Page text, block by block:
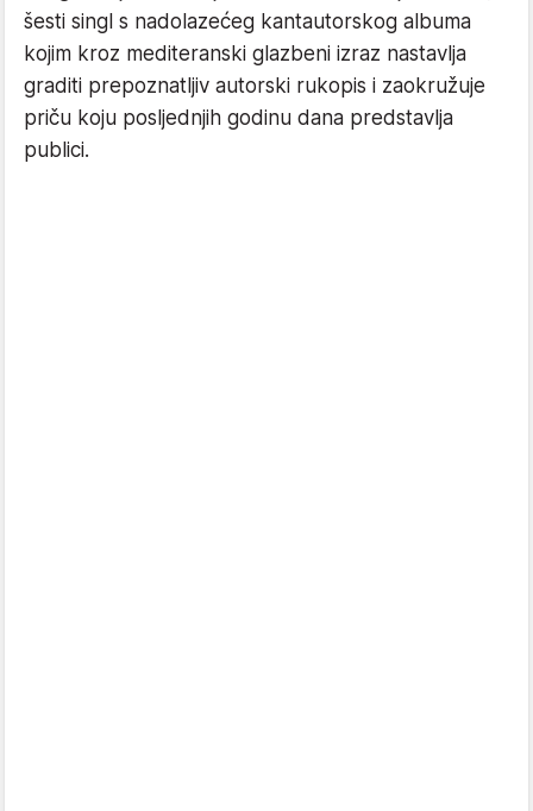
šesti singl s nadolazećeg kantautorskog albuma
kojim kroz mediteranski glazbeni izraz nastavlja
graditi prepoznatljiv autorski rukopis i zaokružuje
priču koju posljednjih godinu dana predstavlja
publici.